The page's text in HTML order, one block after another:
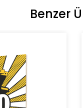
Benzer